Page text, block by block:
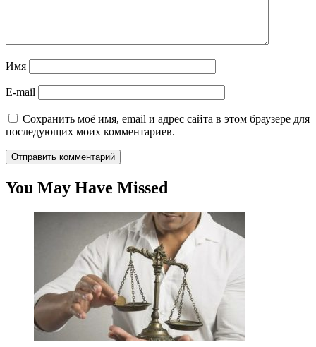
Имя
E-mail
Сохранить моё имя, email и адрес сайта в этом браузере для
последующих моих комментариев.
You May Have Missed